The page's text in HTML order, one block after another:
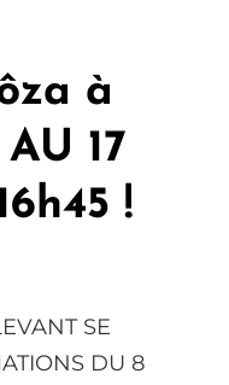
à
17
!
SE
DU 8